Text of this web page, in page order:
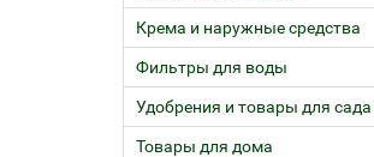
Крема и наружные средства
Фильтры для воды
Удобрения и товары для сада
Товары для дома